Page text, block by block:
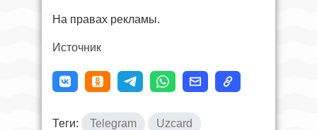
На правах рекламы.
Источник
Теги: Telegram Uzcard